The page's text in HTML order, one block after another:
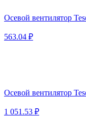
Осевой вентилятор
563.04 ₽
Осевой вентилятор
1 051.53 ₽